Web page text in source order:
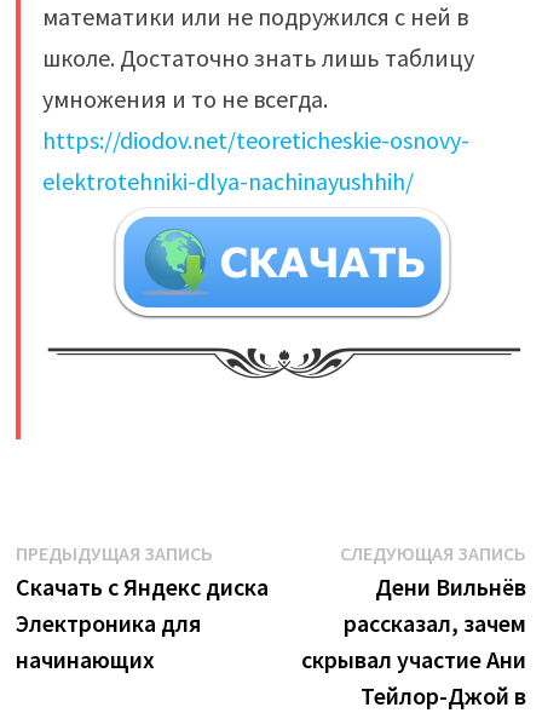
математики или не подружился с ней в
школе. Достаточно знать лишь таблицу
умножения и то не всегда.
https://diodov.net/teoreticheskie-osnovy-
elektrotehniki-dlya-nachinayushhih/
Навигация
по
записям
ПРЕДЫДУЩАЯ ЗАПИСЬПредыдущая
запись:
Скачать с Яндекс диска
Электроника для
начинающих
СЛЕДУЮЩАЯ ЗАПИСЬ
Дени Вильнёв
рассказал, зачем
скрывал участие Ани
Тейлор-Джой в